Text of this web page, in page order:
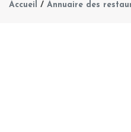
Accueil / Annuaire des